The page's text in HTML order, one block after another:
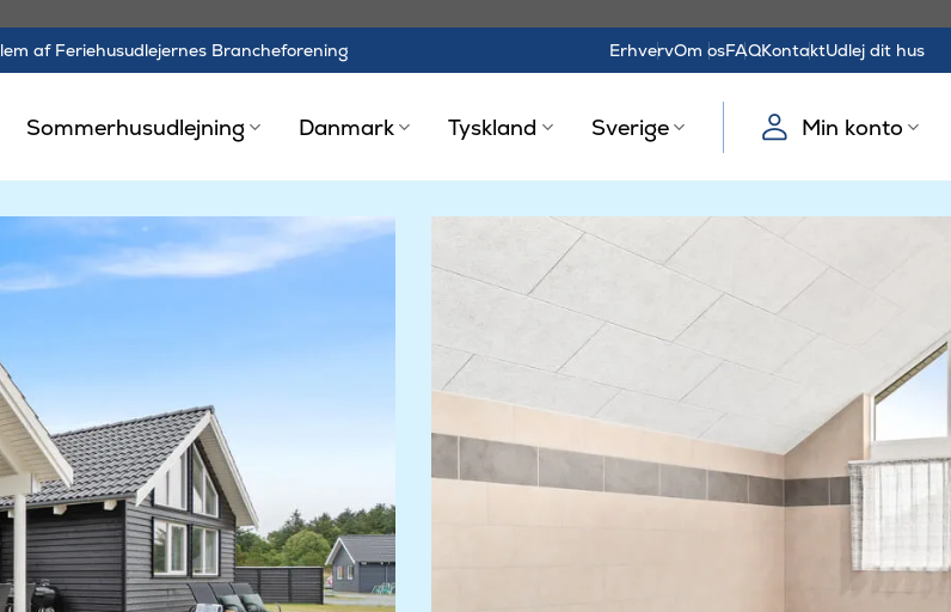
af Feriehusudlejernes Brancheforening ErhvervOm osFAQKontaktUdlej dit hus
Sommerhusudlejning Danmark Tyskland Sverige Min konto